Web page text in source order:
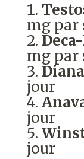
mg par
mg par
jour
jour
jour